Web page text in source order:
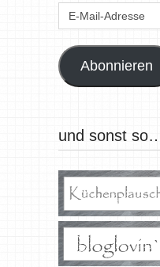
E-
Mail-
Abonnieren
und sonst